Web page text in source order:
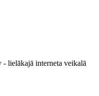
lielākajā interneta veikalā